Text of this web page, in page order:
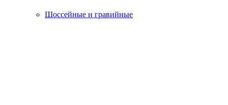
Шоссейные и гравийные